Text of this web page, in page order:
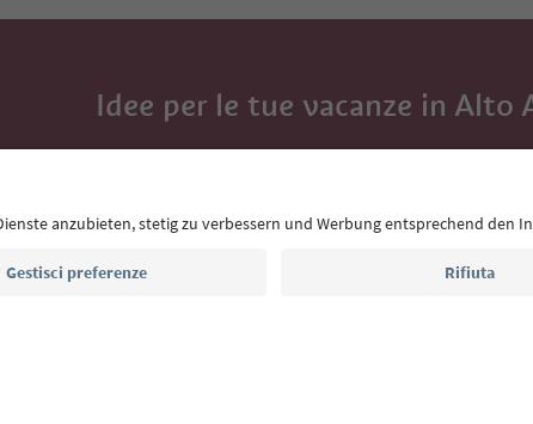
Idee per le tue vacanze in Alto
Con la newsletter dell’Alto Adige ricevi consigli per
Indirizzo e-mail*